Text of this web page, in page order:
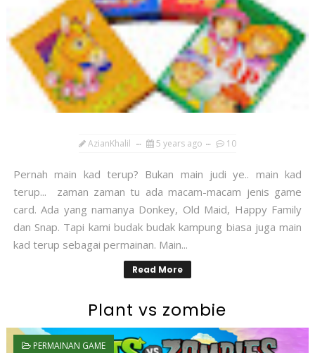
AzianKhalil 5 years ago 10
Pernah main kad terup? Bukan main judi ye.. main kad
terup... zaman zaman tu ada macam-macam jenis game
card. Ada yang namanya Donkey, Old Maid, Happy Family
dan Snap. Tapi kami budak budak kampung biasa juga main
kad terup sebagai permainan. Main...
Read More
Plant vs zombie
PERMAINAN GAME